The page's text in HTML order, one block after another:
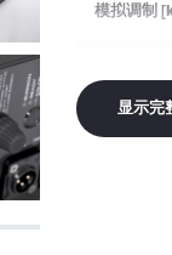
模拟调制
显示完